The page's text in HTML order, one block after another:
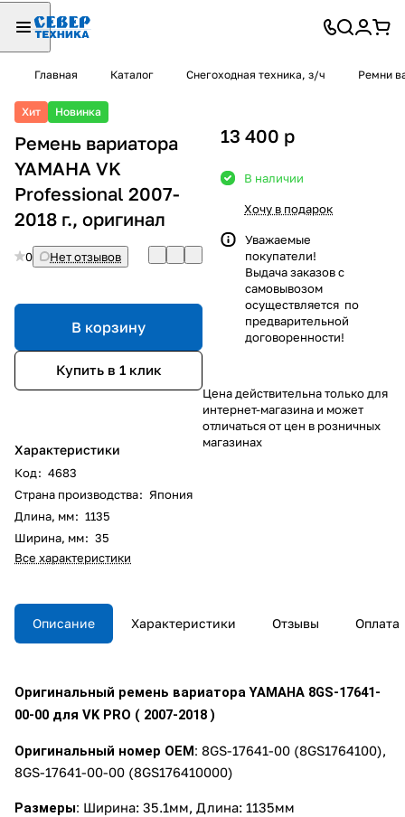
Главная Каталог Снегоходная техника, з/ч Ремни
Хит Новинка
Ремень вариатора
YAMAHA VK
Professional 2007-
2018 г., оригинал
0 Нет отзывов
В корзину
Купить в 1 клик
Характеристики
Код: 4683
Страна производства: Япония
Длина, мм: 1135
Ширина, мм: 35
Все характеристики
13 400 p
В наличии
Хочу в подарок
Уважаемые
покупатели!
Выдача заказов с
самовывозом
осуществляется по
предварительной
договоренности!
Цена действительна только для
интернет-магазина и может
отличаться от цен в розничных
магазинах
Описание Характеристики Отзывы Оплата
Оригинальный peмень вариатора YAМAНA 8GS-17641-
00-00 для VK PRO ( 2007-2018 )
Opигинальный нoмep OEM: 8GS-17641-00 (8GS1764100),
8GS-17641-00-00 (8GS176410000)
Рaзмеpы: Ширина: 35.1мм, Длина: 1135мм